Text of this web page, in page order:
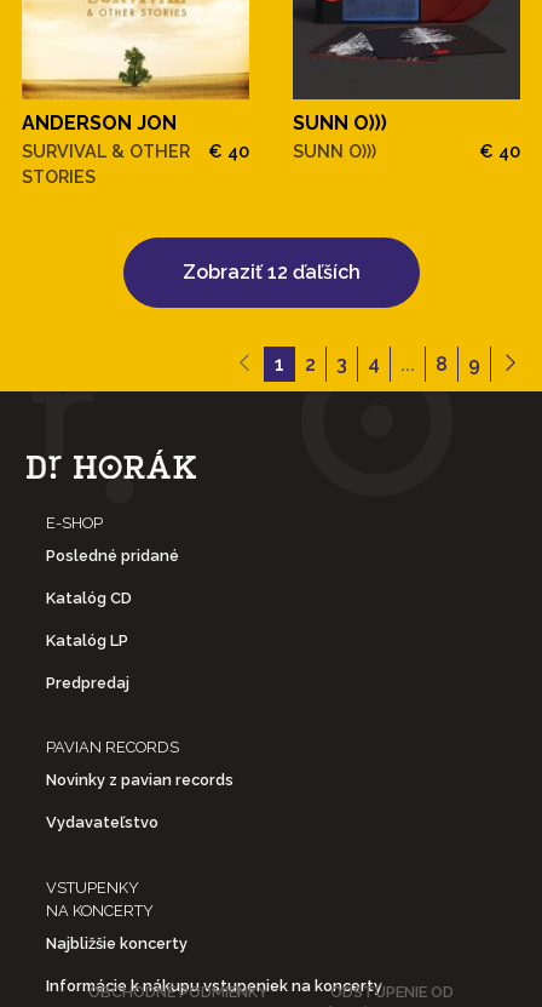
ANDERSON JON
SURVIVAL & OTHER
STORIES
€ 40
SUNN O)))
SUNN O))) € 40
Zobraziť 12 ďaľších
1 2 3 4 ... 8 9
E-SHOP
Posledné pridané
Katalóg CD
Katalóg LP
Predpredaj
PAVIAN RECORDS
Novinky z pavian records
Vydavateľstvo
VSTUPENKY
NA KONCERTY
Najbližšie koncerty
Informácie k nákupu vstupeniek na koncerty
OBCHODNÉ PODMIENKY
ODSTÚPENIE OD